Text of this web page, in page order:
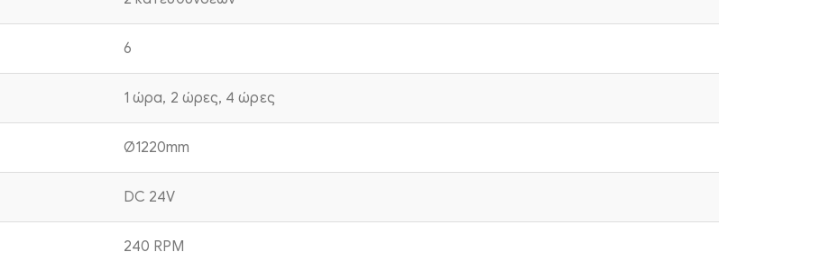
6
1 ώρα, 2 ώρες, 4 ώρες
Ø1220mm
DC 24V
240 RPM